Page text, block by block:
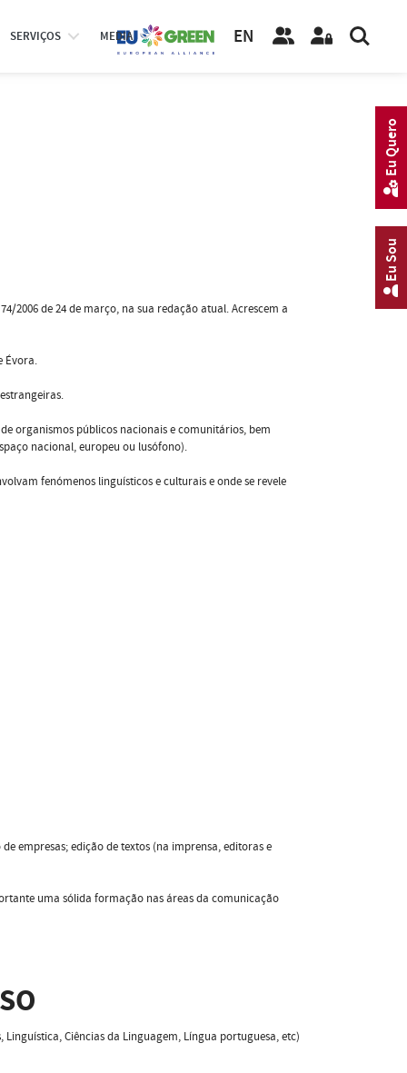
SERVIÇOS MEDIA EN
2006 de 24 de março, na sua redação atual. Acrescem a
Évora.
organismos públicos nacionais e comunitários, bem
nacional, europeu ou lusófono).
fenómenos linguísticos e culturais e onde se revele
empresas; edição de textos (na imprensa, editoras e
uma sólida formação nas áreas da comunicação
Ciências da Linguagem, Língua portuguesa, etc)
Eu Sou
Eu Quero